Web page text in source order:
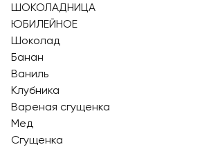
ШОКОЛАДНИЦА
ЮБИЛЕЙНОЕ
Шоколад
Банан
Ваниль
Клубника
Вареная сгущенка
Мед
Сгущенка